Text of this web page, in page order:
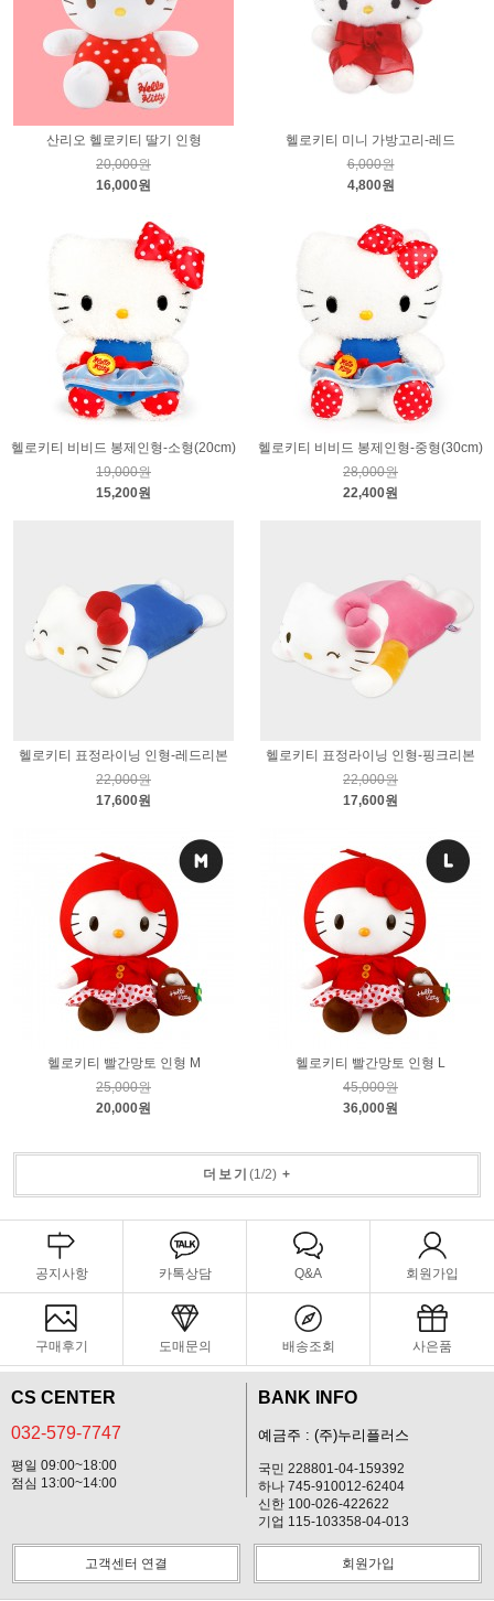
산리오 헬로키티 딸기 인형
20,000원
16,000원
헬로키티 미니 가방고리-레드
6,000원
4,800원
헬로키티 비비드 봉제인형-소형(20cm)
19,000원
15,200원
헬로키티 비비드 봉제인형-중형(30cm)
28,000원
22,400원
헬로키티 표정라이닝 인형-레드리본
22,000원
17,600원
헬로키티 표정라이닝 인형-핑크리본
22,000원
17,600원
헬로키티 빨간망토 인형 M
25,000원
20,000원
헬로키티 빨간망토 인형 L
45,000원
36,000원
더보기 (1/2)+
공지사항 카톡상담 Q&A 회원가입
구매후기 도매문의 배송조회 사은품
CS CENTER
032-579-7747
평일 09:00~18:00
점심 13:00~14:00
BANK INFO
예금주 : (주)누리플러스
국민 228801-04-159392
하나 745-910012-62404
신한 100-026-422622
기업 115-103358-04-013
고객센터 연결 회원가입